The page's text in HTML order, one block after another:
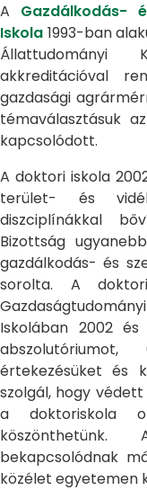
A Gazdálkodás-
Iskola 1993-ban
Állattudományi
akkreditációval
gazdasági
témaválasztásuk
kapcsolódott.
A doktori iskola
terület- és
diszciplínákkal
Bizottság
gazdálkodás- és
sorolta. A
Iskolában 2002
értekezésüket és
szolgál, hogy
a doktoriskola
köszönthetünk.
bekapcsolódnak
közélet egyetemen